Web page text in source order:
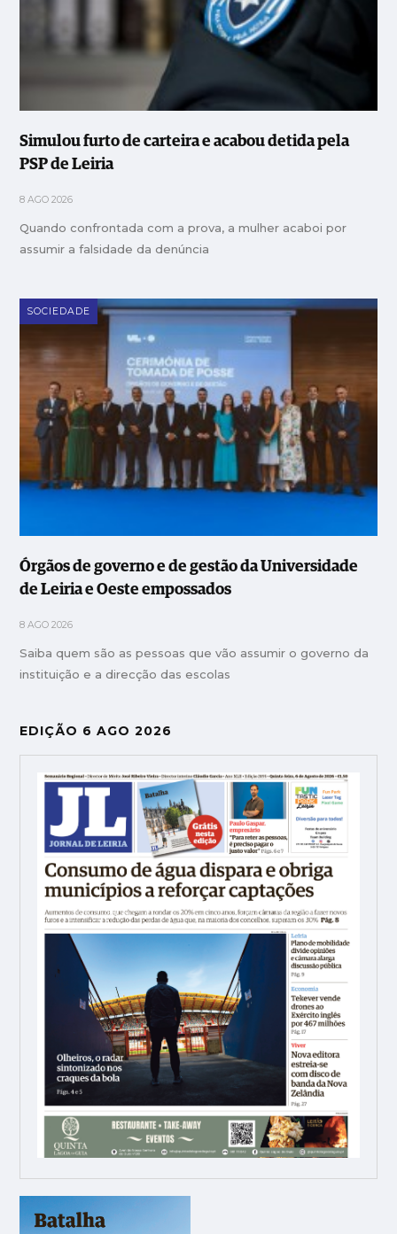
Simulou furto de carteira e acabou detida pela
PSP de Leiria
8 AGO 2026
Quando confrontada com a prova, a mulher acaboi por
assumir a falsidade da denúncia
SOCIEDADE
Órgãos de governo e de gestão da Universidade
de Leiria e Oeste empossados
8 AGO 2026
Saiba quem são as pessoas que vão assumir o governo da
instituição e a direcção das escolas
EDIÇÃO 6 AGO 2026